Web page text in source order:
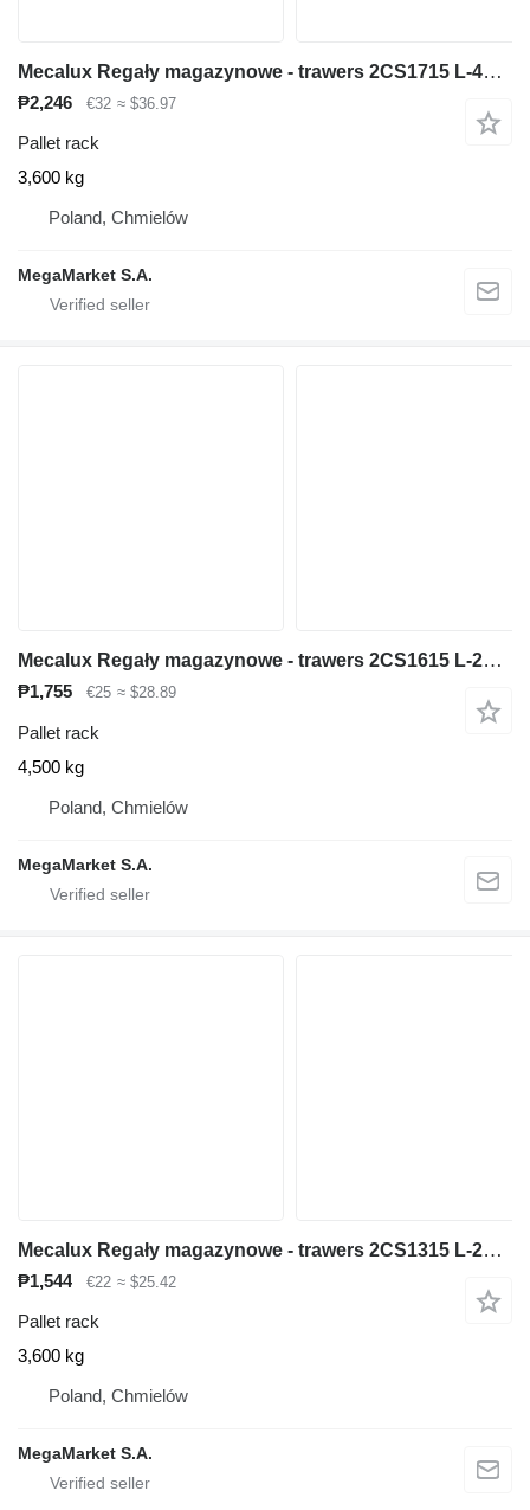
Mecalux Regały magazynowe - trawers 2CS1715 L-400 cm 17x5 cm używany
₱2,246 €32 ≈ $36.97
Pallet rack
3,600 kg
Poland, Chmielów
MegaMarket S.A.
Mecalux Regały magazynowe - trawers 2CS1615 L-270 cm 16x5 cm używany
₱1,755 €25 ≈ $28.89
Pallet rack
4,500 kg
Poland, Chmielów
MegaMarket S.A.
Mecalux Regały magazynowe - trawers 2CS1315 L-270 cm 13x5 cm używany
₱1,544 €22 ≈ $25.42
Pallet rack
3,600 kg
Poland, Chmielów
MegaMarket S.A.